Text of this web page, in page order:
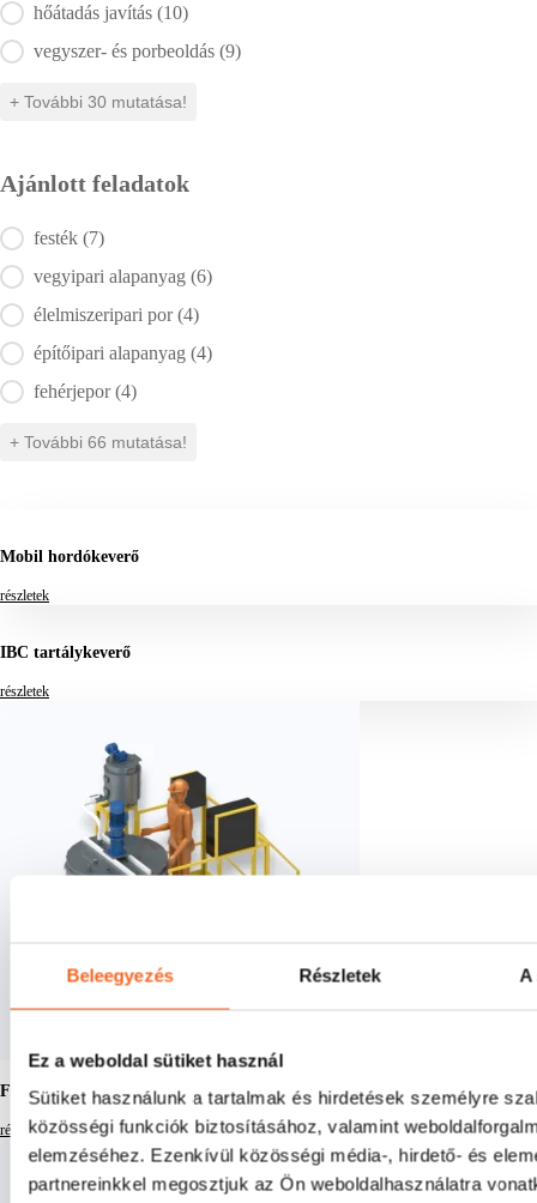
Beleegyezés Részletek A
Ez a weboldal sütiket használ
Sütiket használunk a tartalmak és hirdetések személyre
közösségi funkciók biztosításához, valamint
elemzéséhez. Ezenkívül közösségi média-, hirdető- és
partnereinkkel megosztjuk az Ön weboldalhasználatra
hőátadás javítás (10)
vegyszer- és porbeoldás (9)
+ További 30 mutatása!
Ajánlott feladatok
Ajánlott feladatok
festék (7)
vegyipari alapanyag (6)
élelmiszeripari por(4)
építőipari alapanyag (4)
fehérjepor(4)
+ További 66 mutatása!
Mobil hordókeverő
részletek
IBC tartálykeverő
részletek
Fermentor keverőgép
részletek